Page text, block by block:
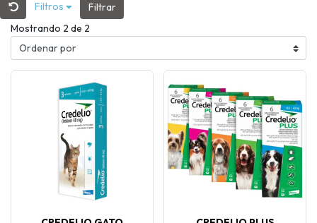
Filtros
Filtrar
Mostrando 2 de 2